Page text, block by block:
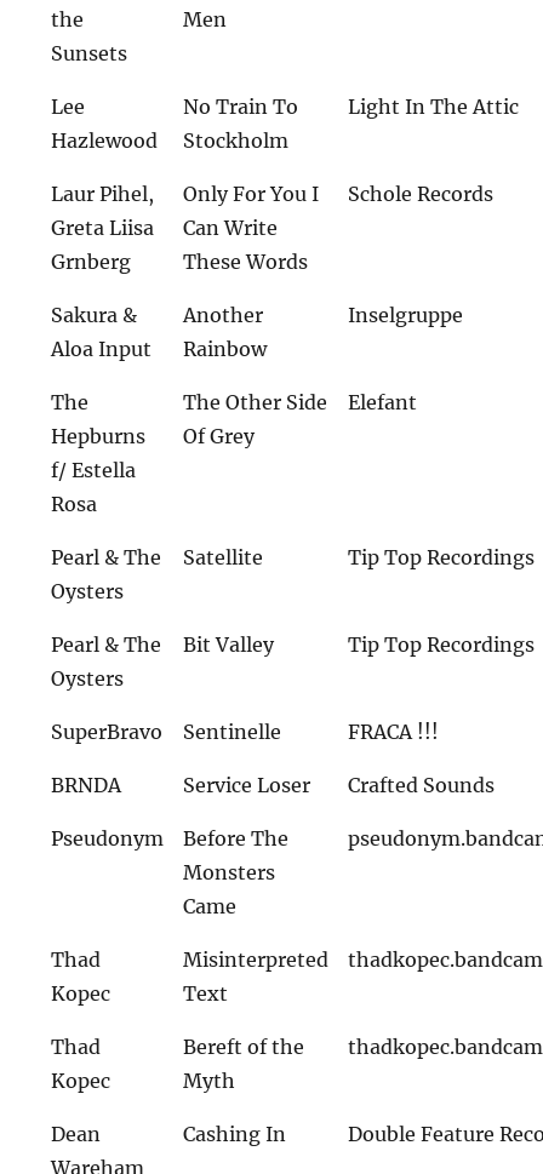
the
Sunsets
Men
Lee
Hazlewood
No Train To
Stockholm
Light In The Attic
Laur Pihel,
Greta Liisa
Grnberg
Only For You I
Can Write
These Words
Schole Records
Sakura &
Aloa Input
Another
Rainbow
Inselgruppe
The
Hepburns
f/ Estella
Rosa
The Other Side
Of Grey
Elefant
Pearl & The
Oysters
Satellite Tip Top Recordings
Pearl & The
Oysters
Bit Valley Tip Top Recordings
SuperBravo Sentinelle FRACA !!!
BRNDA Service Loser Crafted Sounds
Pseudonym
Before The
Monsters
Came
Thad
Kopec
Misinterpreted
Text
Thad
Kopec
Bereft of the
Myth
Dean
Wareham
Cashing In Double Feature